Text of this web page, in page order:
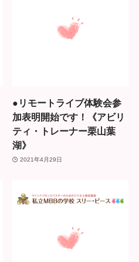
●リモートライブ体験会参
加表明開始です！《アビリ
ティ・トレーナー栗山葉
湖》
2021年4月29日